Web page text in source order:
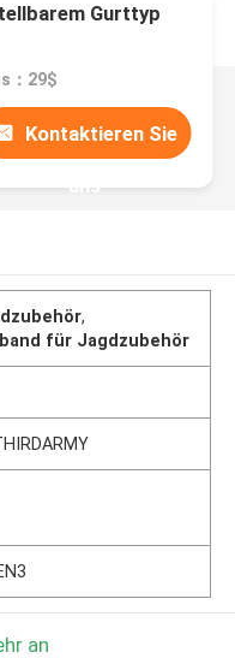
Gurttyp
：29$
Kontaktieren Sie
uns
,
für Jagdzubehör
an